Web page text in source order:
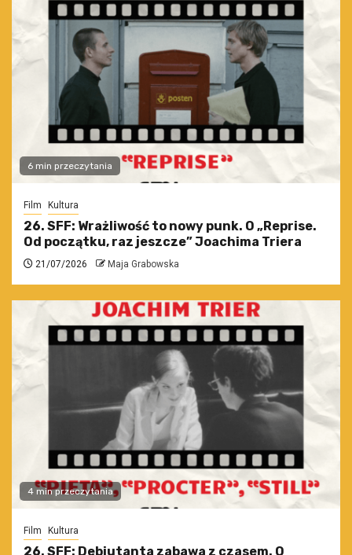
6 min przeczytania
Film Kultura
26. SFF: Wrażliwość to nowy punk. O „Reprise.
Od początku, raz jeszcze” Joachima Triera
21/07/2026 Maja Grabowska
4 min przeczytania
Film Kultura
26. SFF: Debiutanta zabawa z czasem. O